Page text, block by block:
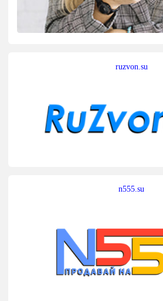
ruzvon.su
n555.su